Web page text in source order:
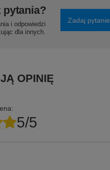
pytania?
i odpowiedzi
dla innych.
Zadaj pytanie
OPINIĘ
5/5